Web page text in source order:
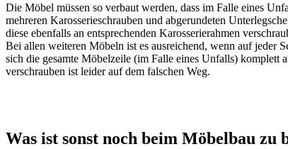
Die Möbel müssen so verbaut werden, dass im Falle eines
mehreren Karosserieschrauben und abgerundeten
diese ebenfalls an entsprechenden Karosserierahmen
Bei allen weiteren Möbeln ist es ausreichend, wenn auf jeder
sich die gesamte Möbelzeile (im Falle eines Unfalls) komplett
verschrauben ist leider auf dem falschen Weg.
Was ist sonst noch beim Möbelbau zu